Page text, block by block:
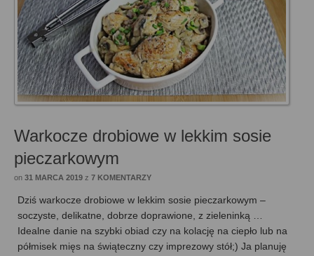
Warkocze drobiowe w lekkim sosie
pieczarkowym
on 31 MARCA 2019 z 7 KOMENTARZY
Dziś warkocze drobiowe w lekkim sosie pieczarkowym –
soczyste, delikatne, dobrze doprawione, z zieleninką …
Idealne danie na szybki obiad czy na kolację na ciepło lub na
półmisek mięs na świąteczny czy imprezowy stół;) Ja planuję